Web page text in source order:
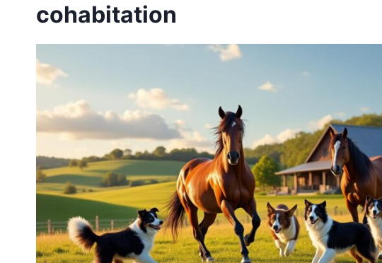
cohabitation